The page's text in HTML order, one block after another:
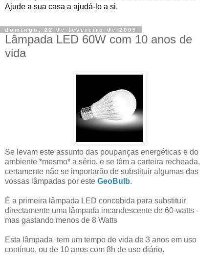
Ajude a sua casa a ajudá-lo a si.
domingo, 22 de fevereiro de 2009
Lâmpada LED 60W com 10 anos de
vida
Se levam este assunto das poupanças energéticas e do
ambiente *mesmo* a sério, e se têm a carteira recheada,
certamente não se importarão de substituir algumas das
vossas lâmpadas por este GeoBulb.
É a primeira lâmpada LED concebida para substituir
directamente uma lâmpada incandescente de 60-watts -
mas gastando menos de 8 Watts
Esta lâmpada tem um tempo de vida de 3 anos em uso
contínuo, ou de 10 anos com 8h de uso diário.